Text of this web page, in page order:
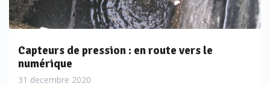
Capteurs de pression : en route vers le
numérique
31 decembre 2020